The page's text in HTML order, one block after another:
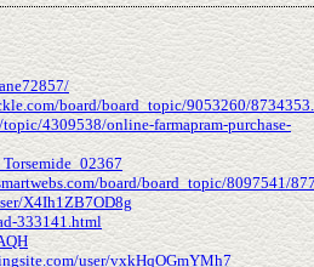
board/board_topic/9053260/
4309538/online-farmapram-purchase-
board/board_topic/8097541/
X4Ih1ZB7OD8g
333141.html
user/vxkHqOGmYMh7